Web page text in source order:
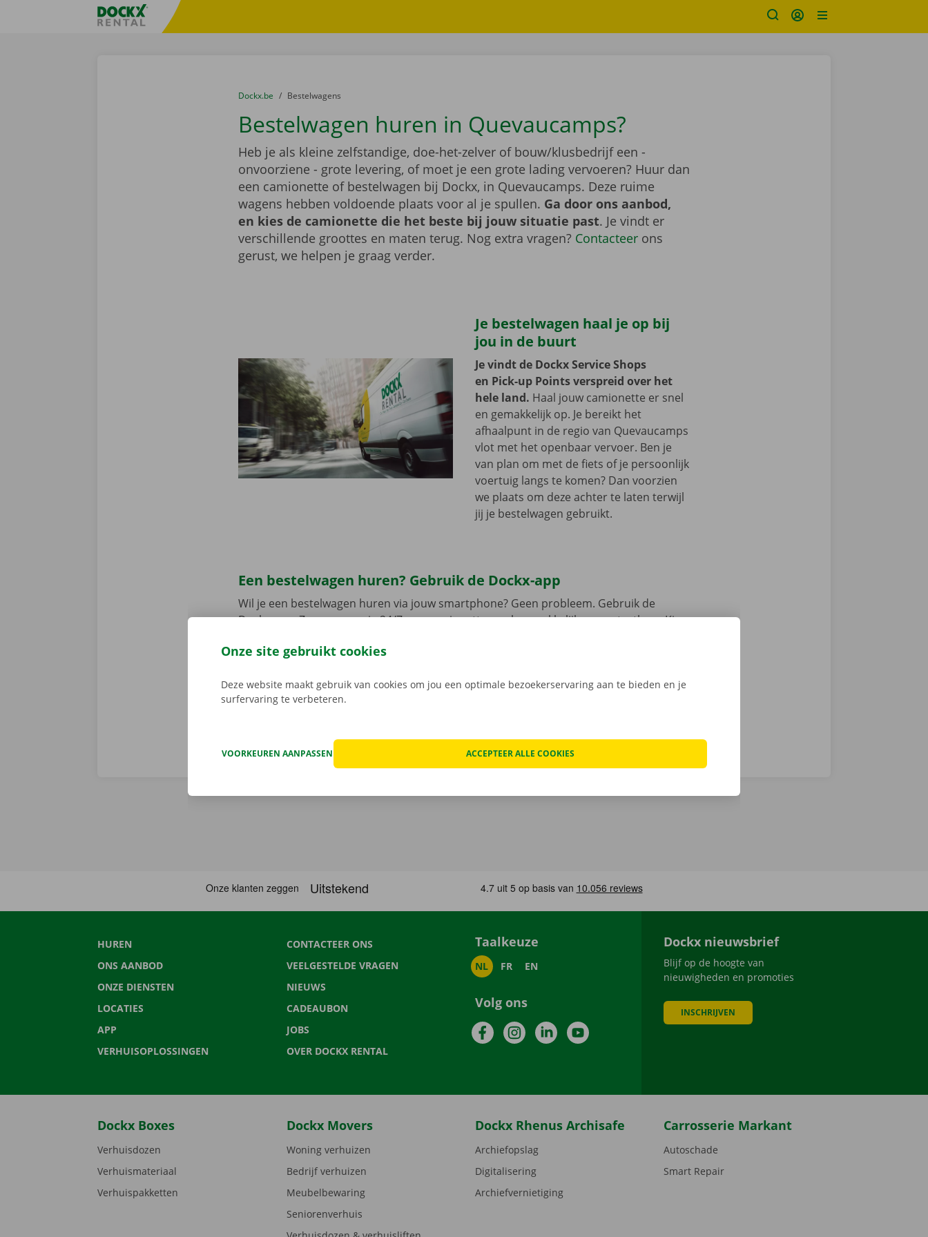
Taalselectie overslaanFratello DEMO
U bevindt zich hier:
van
Dockx.be naar
Bestelwagens
Bestelwagen huren in Quevaucamps?
Heb je als kleine zelfstandige, doe-het-zelver of bouw/klusbedrijf een -
onvoorziene - grote levering, of moet je een grote lading vervoeren? Huur dan
een camionette of bestelwagen bij Dockx, in Quevaucamps. Deze ruime
wagens hebben voldoende plaats voor al je spullen. Ga door ons aanbod,
en kies de camionette die het beste bij jouw situatie past. Je vindt er
verschillende groottes en maten terug. Nog extra vragen? Contacteerons
gerust, we helpen je graag verder.
Je bestelwagen haal je op bij
jou in de buurt
Je vindt de Dockx Service Shops
en Pick-up Points verspreid over het
hele land. Haal jouw camionette er snel
en gemakkelijk op. Je bereikt het
afhaalpunt in de regio van Quevaucamps
vlot met het openbaar vervoer. Ben je
van plan om met de fiets of je persoonlijk
voertuig langs te komen? Dan voorzien
we plaats om deze achter te laten terwijl
jij je bestelwagen gebruikt.
Een bestelwagen huren? Gebruik de Dockx-app
Wil je een bestelwagen huren via jouw smartphone? Geen probleem. Gebruik de
Dockx-app. Zo reserveer je 24/7 een camionette: snel, gemakkelijk en contactloos. Kies
Service Shop. Bij het ophalen open je de camionette eenvoudig met jouw digitale
HUREN
ONS AANBOD
ONZE DIENSTEN
LOCATIES
APP
VERHUISOPLOSSINGEN
CONTACTEER ONS
VEELGESTELDE VRAGEN
NIEUWS
CADEAUBON
JOBS
OVER DOCKX RENTAL
Taalkeuze
NL FR EN
Volg ons
FacebookInstagramLinkedInYouTube
Dockx nieuwsbrief
Blijf op de hoogte van
nieuwigheden en promoties
INSCHRIJVEN
Dockx Boxes
Verhuisdozen
Verhuismateriaal
Verhuispakketten
Dockx Movers
Woning verhuizen
Bedrijf verhuizen
Meubelbewaring
Seniorenverhuis
Dockx Rhenus Archisafe
Archiefopslag
Digitalisering
Archiefvernietiging
Carrosserie Markant
Autoschade
Smart Repair
Onze site gebruikt cookies
Deze website maakt gebruik van cookies om jou een optimale bezoekerservaring aan te bieden en je
surfervaring te verbeteren.
VOORKEUREN AANPASSEN ACCEPTEER ALLE COOKIES